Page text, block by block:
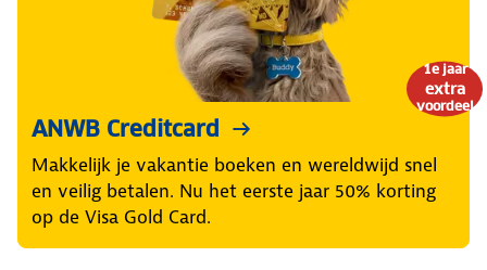
1e jaar
extra
voordeel
ANWB Creditcard
Makkelijk je vakantie boeken en wereldwijd snel
en veilig betalen. Nu het eerste jaar 50% korting
op de Visa Gold Card.